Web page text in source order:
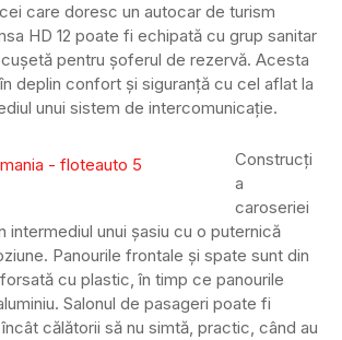
care doresc un autocar de turism
HD 12 poate fi echipată cu grup sanitar
pentru șoferul de rezervă. Acesta
deplin confort și siguranță cu cel aflat la
unui sistem de intercomunicație.
Construcți
a
caroseriei
intermediul unui șasiu cu o puternică
Panourile frontale și spate sunt din
cu plastic, în timp ce panourile
Salonul de pasageri poate fi
călătorii să nu simtă, practic, când au